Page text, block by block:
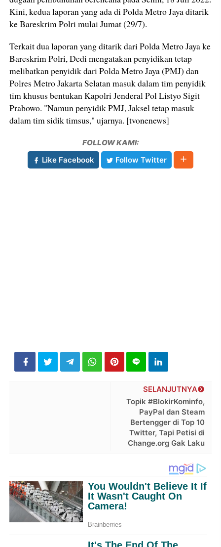
Kini, kedua laporan yang ada di Polda Metro Jaya ditarik
ke Bareskrim Polri mulai Jumat (29/7).
Terkait dua laporan yang ditarik dari Polda Metro Jaya ke
Bareskrim Polri, Dedi mengatakan penyidikan tetap
melibatkan penyidik dari Polda Metro Jaya (PMJ) dan
Polres Metro Jakarta Selatan masuk dalam tim penyidik
tim khusus bentukan Kapolri Jenderal Pol Listyo Sigit
Prabowo. "Namun penyidik PMJ, Jaksel tetap masuk
dalam tim sidik timsus," ujarnya. [tvonenews]
FOLLOW KAMI:
Like Facebook
Follow Twitter
SELANJUTNYA
Topik #BlokirKominfo,
PayPal dan Steam
Bertengger di Top 10
Twitter, Tapi Petisi di
Change.org Gak Laku